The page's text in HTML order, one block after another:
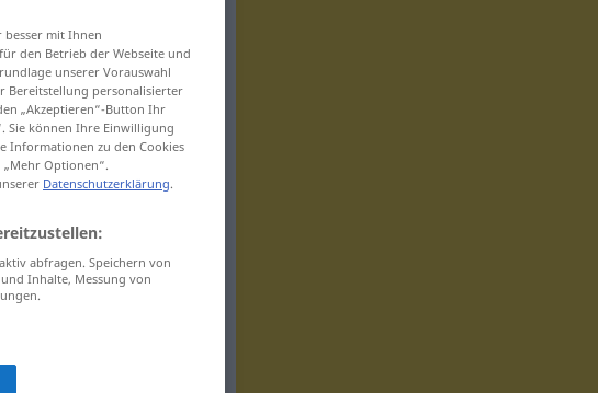
besser mit Ihnen
den Betrieb der Webseite und
unserer Vorauswahl
Bereitstellung personalisierter
„Akzeptieren“-Button Ihr
Sie können Ihre Einwilligung
Informationen zu den Cookies
Optionen“.
Datenschutzerklärung.
abfragen. Speichern von
Inhalte, Messung von